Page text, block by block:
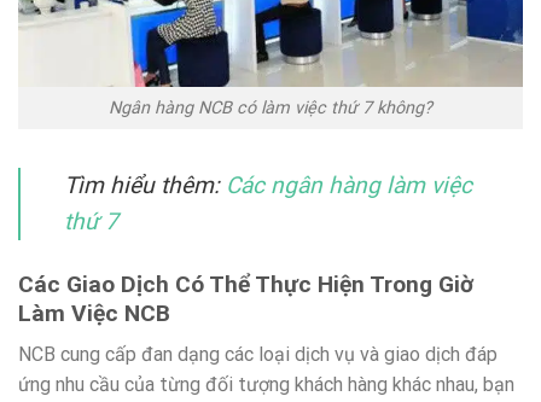
Ngân hàng NCB có làm việc thứ 7 không?
Tìm hiểu thêm: Các ngân hàng làm việc
thứ 7
Các Giao Dịch Có Thể Thực Hiện Trong Giờ
Làm Việc NCB
NCB cung cấp đan dạng các loại dịch vụ và giao dịch đáp
ứng nhu cầu của từng đối tượng khách hàng khác nhau, bạn